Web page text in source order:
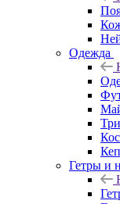
Одежда
Гетры и